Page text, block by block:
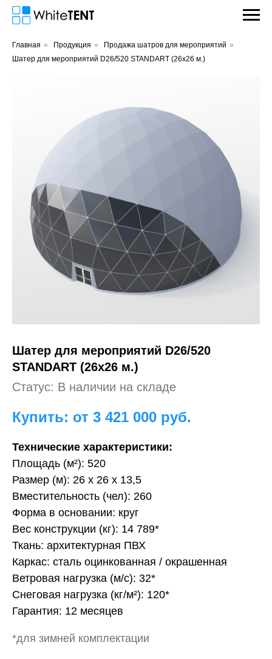
Главная » Продукция » Продажа шатров для мероприятий »
Шатер для мероприятий D26/520 STANDART (26х26 м.)
Шатер для мероприятий D26/520
STANDART (26х26 м.)
Статус: В наличии на складе
Купить: от 3 421 000 руб.
Технические характеристики:
Площадь (м²): 520
Размер (м): 26 х 26 х 13,5
Вместительность (чел): 260
Форма в основании: круг
Вес конструкции (кг): 14 789*
Ткань: архитектурная ПВХ
Каркас: сталь оцинкованная / окрашенная
Ветровая нагрузка (м/с): 32*
Снеговая нагрузка (кг/м²): 120*
Гарантия: 12 месяцев
*для зимней комплектации